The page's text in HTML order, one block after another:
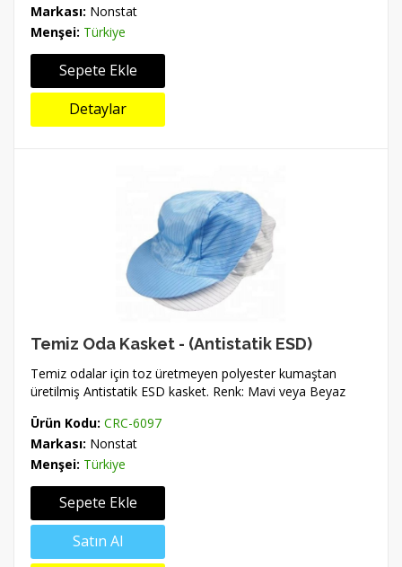
Markası: Nonstat
Menşei: Türkiye
Sepete Ekle
Detaylar
Temiz Oda Kasket - (Antistatik ESD)
Temiz odalar için toz üretmeyen polyester kumaştan
üretilmiş Antistatik ESD kasket. Renk: Mavi veya Beyaz
Ürün Kodu: CRC-6097
Markası: Nonstat
Menşei: Türkiye
Sepete Ekle
Satın Al